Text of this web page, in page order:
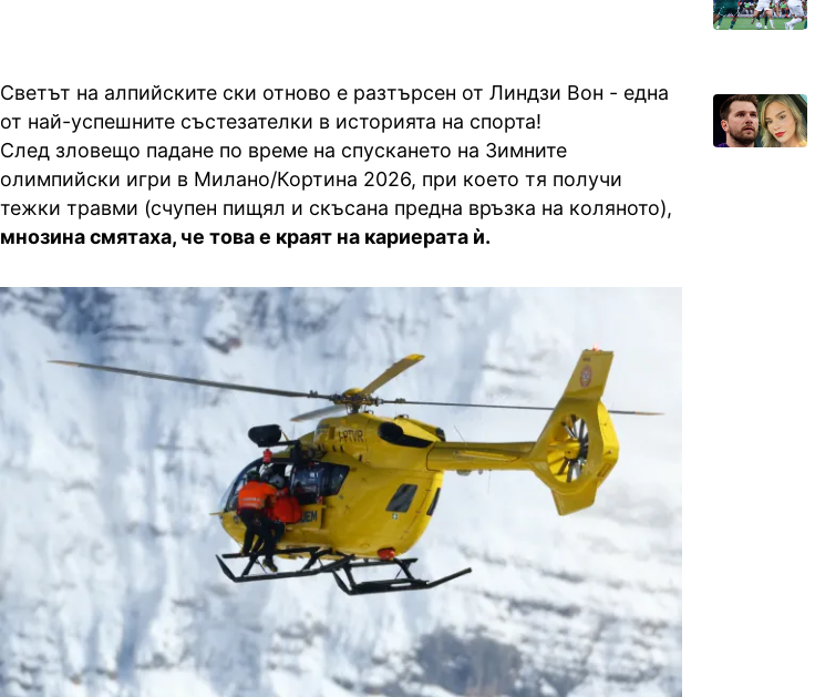
Светът на алпийските ски отново е разтърсен от Линдзи Вон - една
от най-успешните състезателки в историята на спорта!
След зловещо падане по време на спускането на Зимните
олимпийски игри в Милано/Кортина 2026, при което тя получи
тежки травми (счупен пищял и скъсана предна връзка на коляното),
мнозина смятаха, че това е краят на кариерата ѝ.